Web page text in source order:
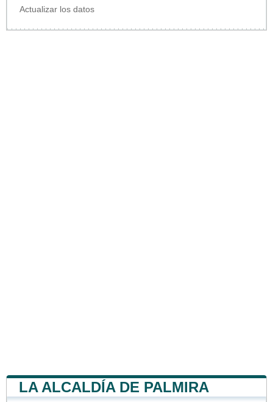
Actualizar los datos
LA ALCALDÍA DE PALMIRA